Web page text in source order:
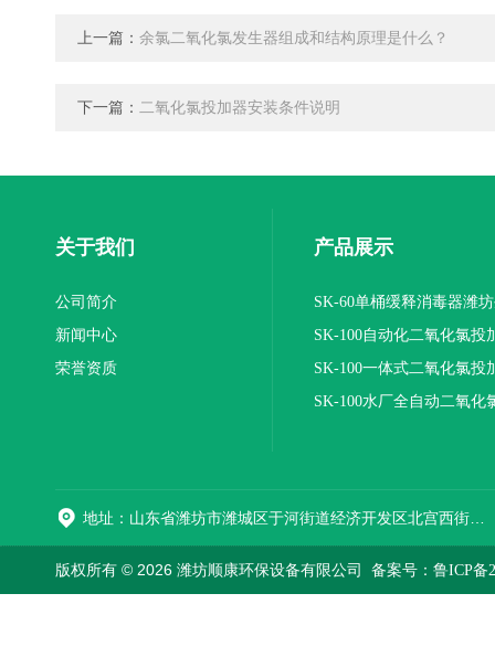
上一篇： 余氯二氧化氯发生器组成和结构原理是什么？
下一篇： 二氧化氯投加器安装条件说明
关于我们
公司简介
新闻中心
荣誉资质
产品展示
SK-60单桶缓释消毒器潍
SK-100自动化二氧化氯投
装置
SK-100一体式二氧化氯投
报价
SK-100水厂全自动二氧化
版权所有 © 2026 潍坊顺康环保设备有限公司 备案号：鲁ICP备